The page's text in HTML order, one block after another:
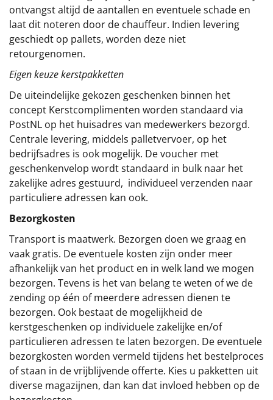
ontvangst altijd de aantallen en eventuele schade en
laat dit noteren door de chauffeur. Indien levering
geschiedt op pallets, worden deze niet
retourgenomen.
Eigen keuze kerstpakketten
De uiteindelijke gekozen geschenken binnen het
concept Kerstcomplimenten worden standaard via
PostNL op het huisadres van medewerkers bezorgd.
Centrale levering, middels palletvervoer, op het
bedrijfsadres is ook mogelijk. De voucher met
geschenkenvelop wordt standaard in bulk naar het
zakelijke adres gestuurd, individueel verzenden naar
particuliere adressen kan ook.
Bezorgkosten
Transport is maatwerk. Bezorgen doen we graag en
vaak gratis. De eventuele kosten zijn onder meer
afhankelijk van het product en in welk land we mogen
bezorgen. Tevens is het van belang te weten of we de
zending op één of meerdere adressen dienen te
bezorgen. Ook bestaat de mogelijkheid de
kerstgeschenken op individuele zakelijke en/of
particulieren adressen te laten bezorgen. De eventuele
bezorgkosten worden vermeld tijdens het bestelproces
of staan in de vrijblijvende offerte. Kies u pakketten uit
diverse magazijnen, dan kan dat invloed hebben op de